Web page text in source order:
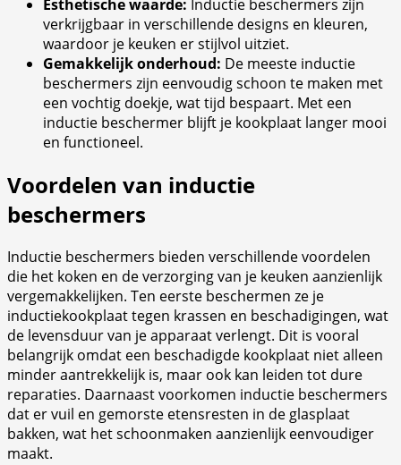
Esthetische waarde: Inductie beschermers zijn
verkrijgbaar in verschillende designs en kleuren,
waardoor je keuken er stijlvol uitziet.
Gemakkelijk onderhoud: De meeste inductie
beschermers zijn eenvoudig schoon te maken met
een vochtig doekje, wat tijd bespaart. Met een
inductie beschermer blijft je kookplaat langer mooi
en functioneel.
Voordelen van inductie
beschermers
Inductie beschermers bieden verschillende voordelen
die het koken en de verzorging van je keuken aanzienlijk
vergemakkelijken. Ten eerste beschermen ze je
inductiekookplaat tegen krassen en beschadigingen, wat
de levensduur van je apparaat verlengt. Dit is vooral
belangrijk omdat een beschadigde kookplaat niet alleen
minder aantrekkelijk is, maar ook kan leiden tot dure
reparaties. Daarnaast voorkomen inductie beschermers
dat er vuil en gemorste etensresten in de glasplaat
bakken, wat het schoonmaken aanzienlijk eenvoudiger
maakt.